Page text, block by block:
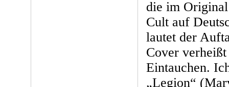
die im
Cult auf
lautet der
Cover
Eintauchen.
„Legion“